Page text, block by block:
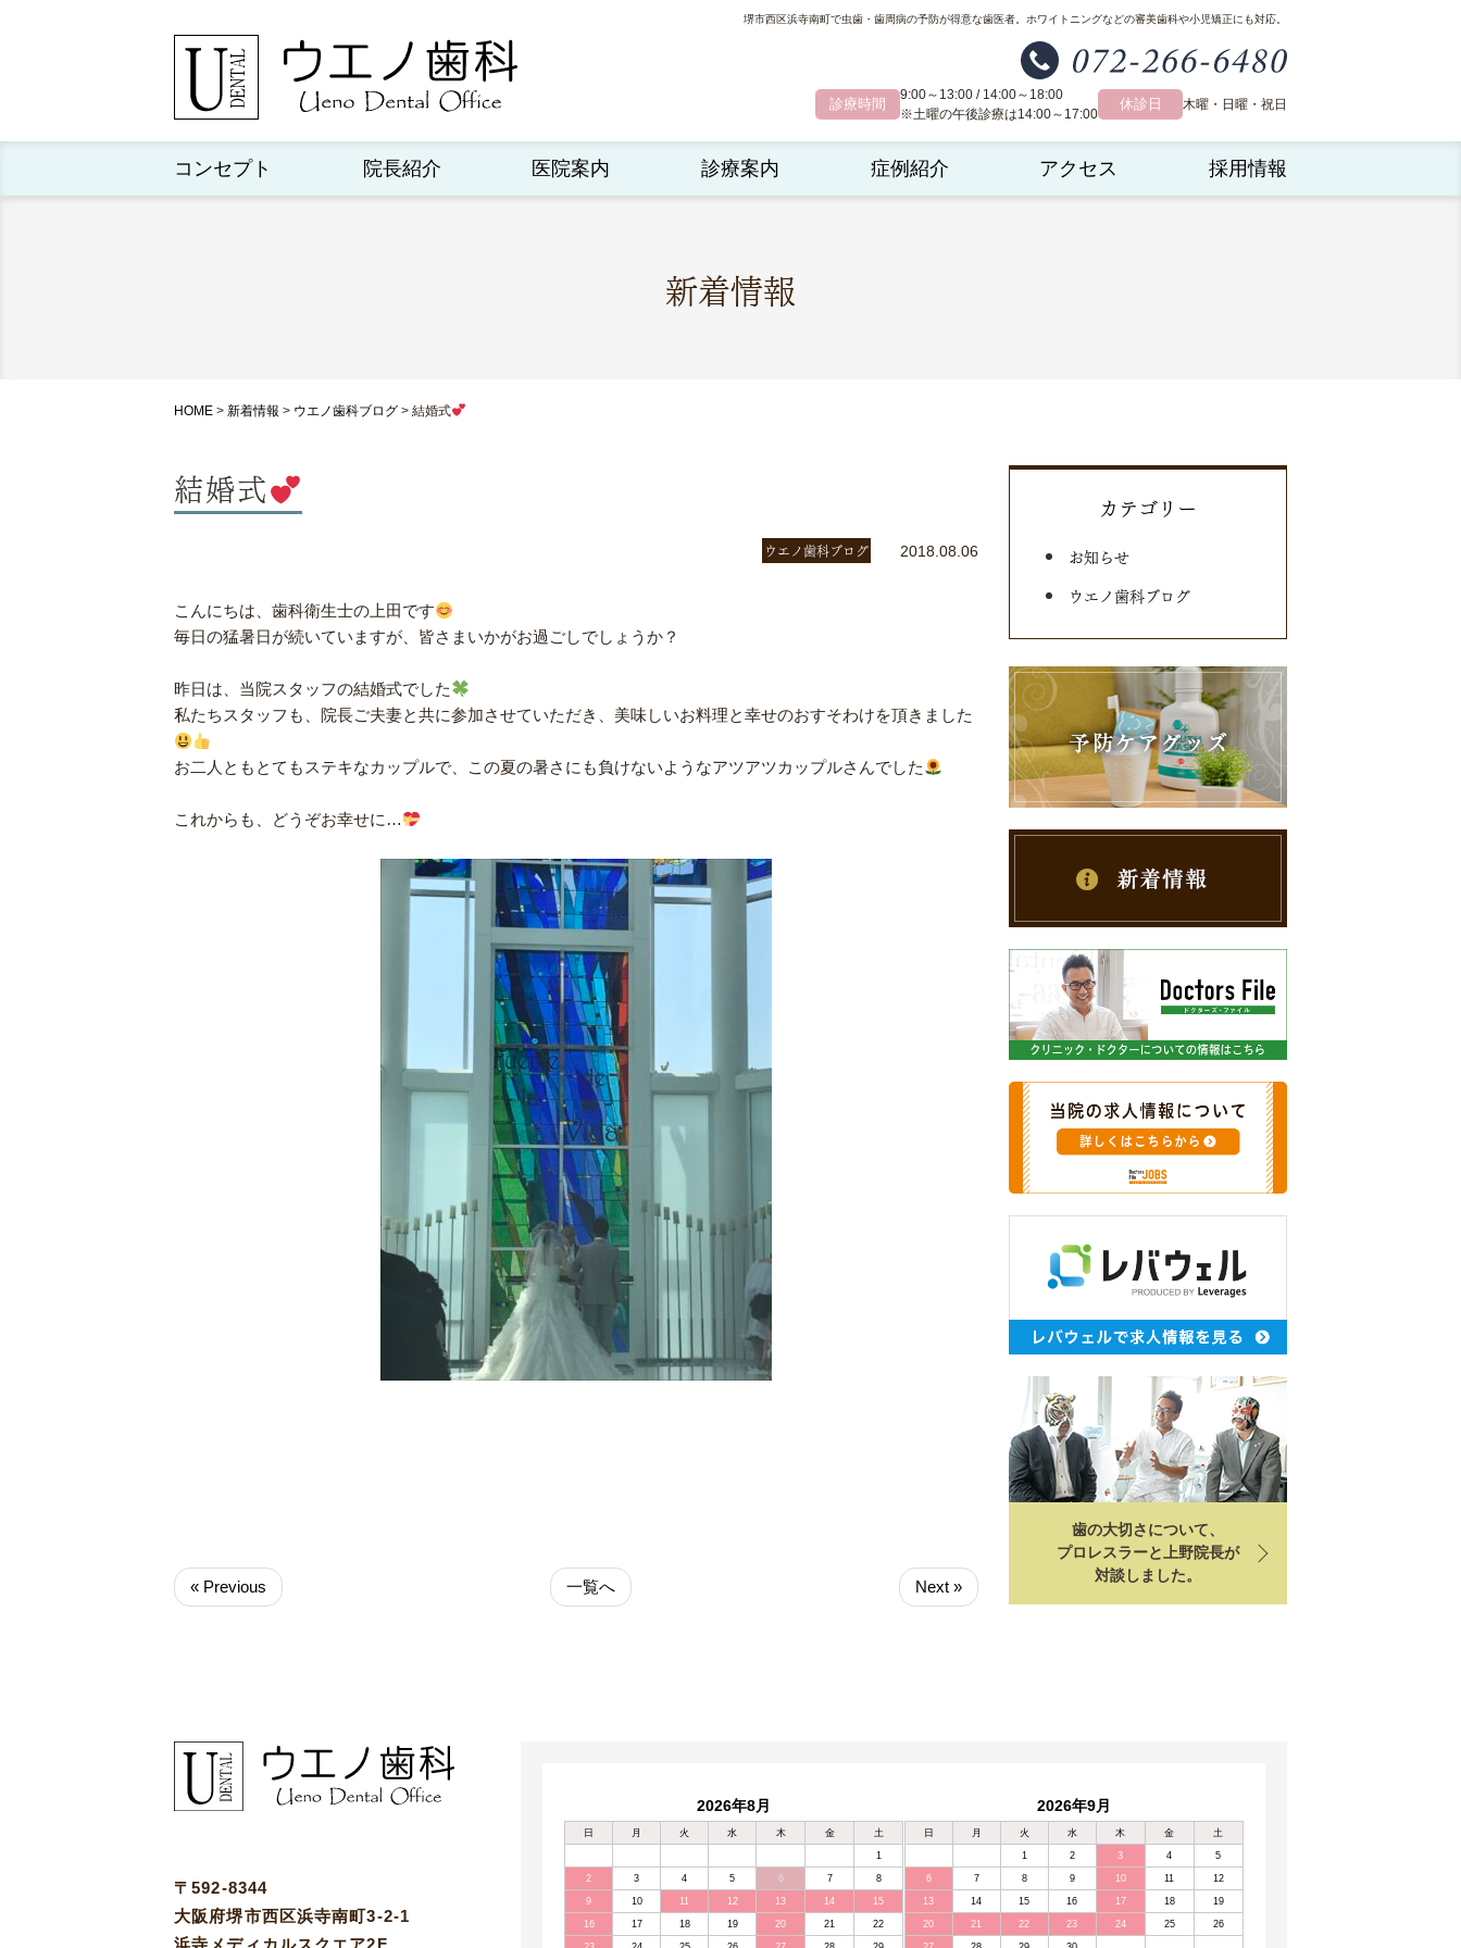
堺市西区浜寺南町で虫歯・歯周病の予防が得意な歯医者。 ホワイトニングなどの審美歯科や小児矯正にも対応。
診療時間
9:00～13:00 / 14:00～18:00
※土曜の午後診療は14:00～17:00
休診日 木曜・日曜・祝日
コンセプト 院長紹介 医院案内 診療案内 症例紹介 アクセス 採用情報
新着情報
HOME > 新着情報 > ウエノ歯科ブログ > 結婚式
結婚式
ウエノ歯科ブログ 2018.08.06
こんにちは、歯科衛生士の上田です
毎日の猛暑日が続いていますが、皆さまいかがお過ごしでしょうか？
昨日は、当院スタッフの結婚式でした
私たちスタッフも、院長ご夫妻と共に参加させていただき、美味しいお料理と幸せのおすそわけを頂きました
お二人ともとてもステキなカップルで、この夏の暑さにも負けないようなアツアツカップルさんでした
これからも、どうぞお幸せに…
« Previous 一覧へ Next »
カテゴリー
お知らせ
ウエノ歯科ブログ
歯の大切さについて、
プロレスラーと上野院長が
対談しました。
2026年8月
日 月 火 水 木 金 土
1
2 3 4 5 6 7 8
9 10 11 12 13 14 15
16 17 18 19 20 21 22
2026年9月
日 月 火 水 木 金 土
1 2 3 4 5
6 7 8 9 10 11 12
13 14 15 16 17 18 19
20 21 22 23 24 25 26
〒592-8344
大阪府堺市西区浜寺南町3-2-1
浜寺メディカルスクエア2F